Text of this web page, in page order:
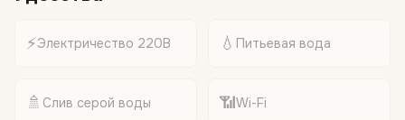
⚡Электричество 220В 💧 Питьевая вода
🚿 Слив серой воды 📶Wi-Fi